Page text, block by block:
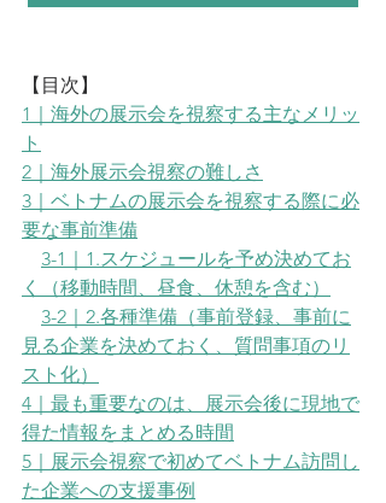
【目次】
1｜ 海外の展示会を視察する主なメリッ
ト
2｜ 海外展示会視察の難しさ
3｜ベトナムの展示会を視察する際に必
要な事前準備
3-1｜1.スケジュールを予め決めてお
く（移動時間、昼食、休憩を含む）
3-2｜2.各種準備（事前登録、事前に
見る企業を決めておく、質問事項のリ
スト化）
4｜最も重要なのは、展示会後に現地で
得た情報をまとめる時間
5｜展示会視察で初めてベトナム訪問し
た企業への支援事例